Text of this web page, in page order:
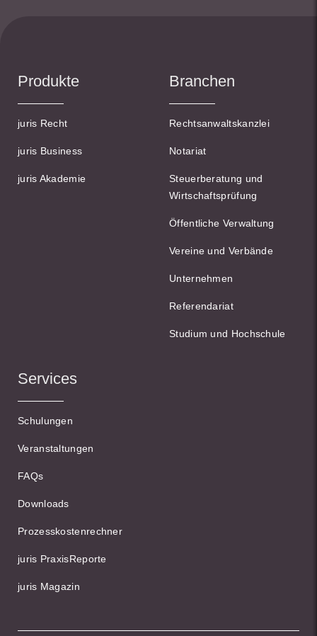
Produkte
juris Recht
juris Business
juris Akademie
Branchen
Rechtsanwaltskanzlei
Notariat
Steuerberatung und
Wirtschaftsprüfung
Öffentliche Verwaltung
Vereine und Verbände
Unternehmen
Referendariat
Studium und Hochschule
Services
Schulungen
Veranstaltungen
FAQs
Downloads
Prozesskostenrechner
juris PraxisReporte
juris Magazin